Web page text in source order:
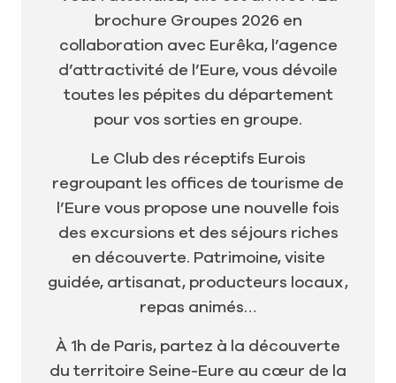
brochure Groupes 2026 en
collaboration avec Eurêka, l’agence
d’attractivité de l’Eure, vous dévoile
toutes les pépites du département
pour vos sorties en groupe.
Le Club des réceptifs Eurois
regroupant les offices de tourisme de
l’Eure vous propose une nouvelle fois
des excursions et des séjours riches
en découverte. Patrimoine, visite
guidée, artisanat, producteurs locaux,
repas animés…
À 1h de Paris, partez à la découverte
du territoire Seine-Eure au cœur de la